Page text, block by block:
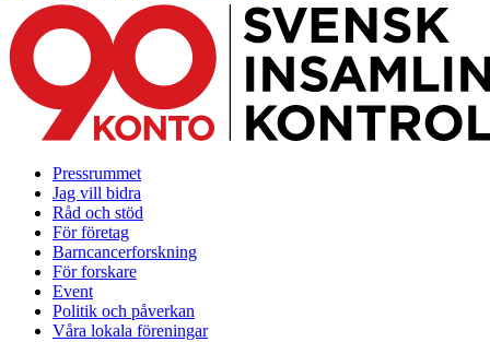
Pressrummet
Jag vill bidra
Råd och stöd
För företag
Barncancerforskning
För forskare
Event
Politik och påverkan
Våra lokala föreningar